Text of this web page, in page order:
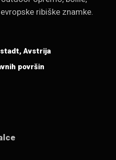
ribiške znamke.
Avstrija
površin